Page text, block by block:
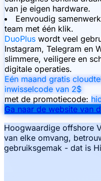
van je eigen hardware.
Eenvoudig
team met één klik.
DuoPlus wordt veel
Instagram, Telegram en
slimmere, veiligere en
digitale operaties.
Eén maand gratis
inwisselcode van 2$
met de promotiecode:
Ga naar de website van
Hoogwaardige offshore
van elke omvang,
gebruiksgemak - dat is